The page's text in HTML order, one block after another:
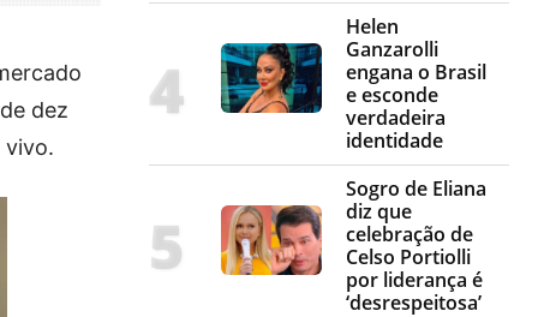
dez
vivo.
Helen
Ganzarolli
engana o Brasil
e esconde
verdadeira
identidade
Sogro de Eliana
diz que
celebração de
Celso Portiolli
por liderança é
‘desrespeitosa’